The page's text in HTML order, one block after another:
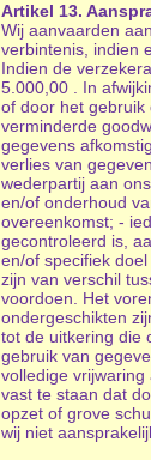
Artikel 13.
Wij aanvaarden
verbintenis, indien
Indien de
5.000,00 . In
of door het gebruik
verminderde
gegevens
verlies van
wederpartij aan
en/of onderhoud
overeenkomst; -
gecontroleerd is,
en/of specifiek
zijn van verschil
voordoen. Het
ondergeschikten
tot de uitkering die
gebruik van
volledige
vast te staan dat
opzet of grove
wij niet